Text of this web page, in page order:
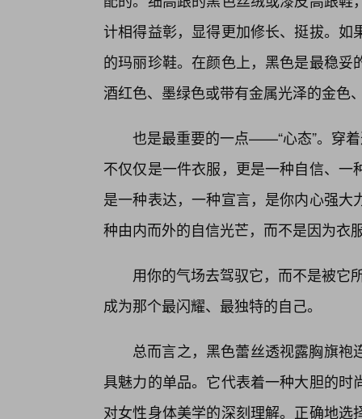
计相得益彰，显得更加修长、挺拔。
的玛丽珍鞋。在颜色上，黑色是最稳
酒红色、墨绿色或带有金属光泽的金色
也是最重要的一点——“心态”。穿
不仅仅是一件衣服，更是一种自信、
是一种表达，一种宣言，是你内心强
种由内而外的自信光芒，而不是因为衣
用你的气场去驾驭它，而不是被它
成为那个最闪耀、最独特的自己。
总而言之，黑色蕾丝透视露胸旗
具魅力的单品。它代表着一种大胆的
对女性身体美学的深刻理解。正确地